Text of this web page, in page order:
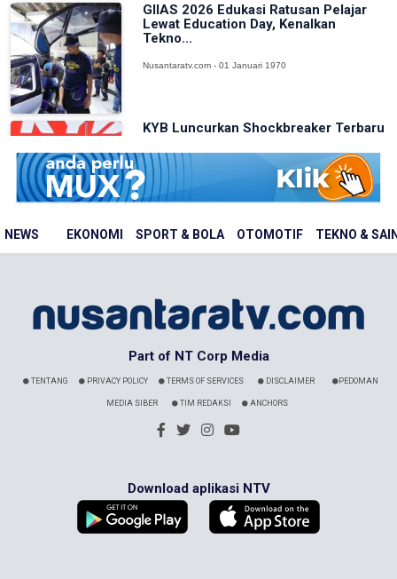
NEWS EKONOMI SPORT & BOLA OTOMOTIF TEKNO &
GIIAS 2026 Edukasi Ratusan Pelajar
Lewat Education Day, Kenalkan
Tekno...
Nusantaratv.com - 01 Januari 1970
KYB Luncurkan Shockbreaker Terbaru
Nusantaratv.com - 01 Januari 1970
Part of NT Corp Media
TENTANG PRIVACY POLICY TERMS OF SERVICES DISCLAIMER PEDOMAN
MEDIA SIBER TIM REDAKSI ANCHORS
Download aplikasi NTV